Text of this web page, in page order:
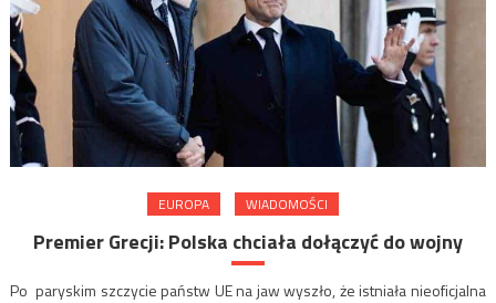
EUROPA WIADOMOŚCI
Premier Grecji: Polska chciała dołączyć do wojny
Po paryskim szczycie państw UE na jaw wyszło, że istniała nieoficjalna